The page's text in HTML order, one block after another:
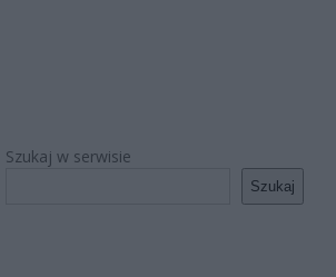
Szukaj w serwisie
Szukaj